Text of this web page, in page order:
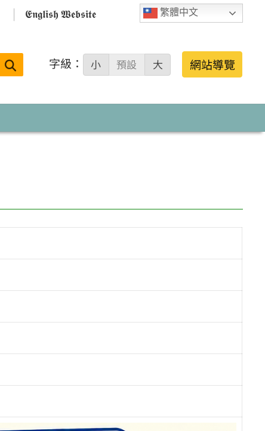
繁體中文
𝕰𝖓𝖌𝖑𝖎𝖘𝖍 𝖂𝖊𝖇𝖘𝖎𝖙𝖊
搜
字級： 小 預設 大 網站導覽